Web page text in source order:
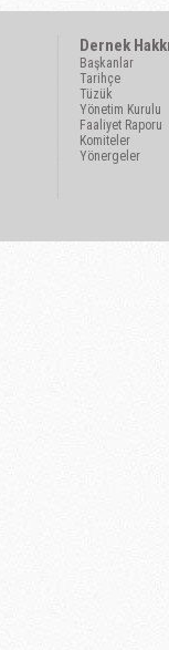
Dernek
Başkanlar
Tarihçe
Tüzük
Yönetim Kurulu
Faaliyet Raporu
Komiteler
Yönergeler